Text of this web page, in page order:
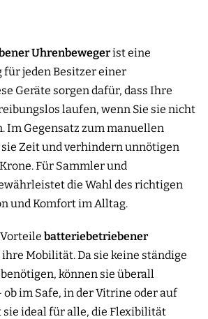
Uhrenbewegerist eine
für jeden Besitzer einer
Geräte sorgen dafür, dass Ihre
laufen, wenn Sie sie nicht
Im Gegensatz zum manuellen
Zeit und verhindern unnötigen
Für Sammler und
die Wahl des richtigen
und Komfort im Alltag.
batteriebetriebener
Mobilität. Da sie keine ständige
können sie überall
im Safe, in der Vitrine oder auf
sie ideal für alle, die Flexibilität